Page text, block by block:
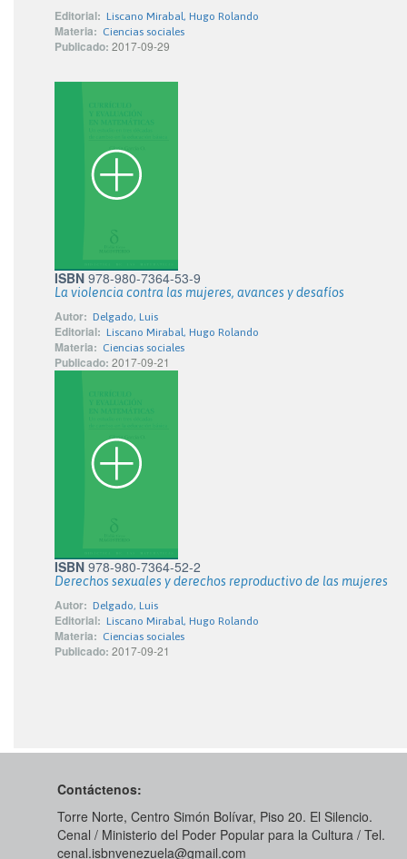
Editorial: Liscano Mirabal, Hugo Rolando
Materia: Ciencias sociales
Publicado: 2017-09-29
ISBN 978-980-7364-53-9
La violencia contra las mujeres, avances y desafíos
Autor: Delgado, Luis
Editorial: Liscano Mirabal, Hugo Rolando
Materia: Ciencias sociales
Publicado: 2017-09-21
ISBN 978-980-7364-52-2
Derechos sexuales y derechos reproductivo de las mujeres
Autor: Delgado, Luis
Editorial: Liscano Mirabal, Hugo Rolando
Materia: Ciencias sociales
Publicado: 2017-09-21
Contáctenos:
Torre Norte, Centro Simón Bolívar, Piso 20. El Silencio.
Cenal / Ministerio del Poder Popular para la Cultura / Tel.
cenal.isbnvenezuela@gmail.com